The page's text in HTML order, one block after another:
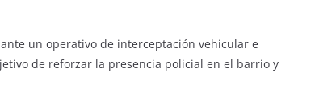
un operativo de interceptación vehicular e
de reforzar la presencia policial en el barrio y